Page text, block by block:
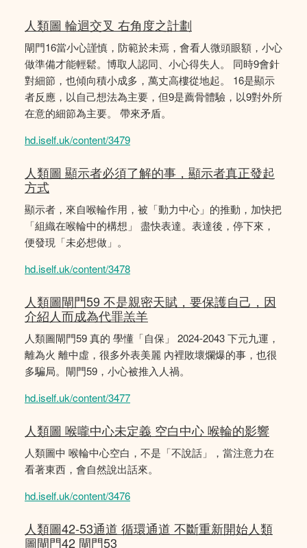
人類圖 輪迴交叉 右角度之計劃
閘門16當小心謹慎，防範於未焉，會看人微頭眼額，小心
做準備才能輕鬆。博取人認同、小心得失人。 同時9會針
對細節，也傾向積小成多，萬丈高樓從地起。 16是顯示
者反應，以自己想法為主要，但9是薦骨體驗，以9對外所
在意的細節為主要。 帶來矛盾。
hd.iself.uk/content/3479
人類圖 顯示者必須了解的事，顯示者真正發起
方式
顯示者，來自喉輪作用，被「動力中心」的推動，加快把
「組織在喉輪中的構想」 盡快表達。表達後，停下來，
便發現「未必想做」。
hd.iself.uk/content/3478
人類圖閘門59 不是親密天賦，要保護自己，因
介紹人而成為代罪羔羊
人類圖閘門59 真的 學懂「自保」 2024-2043 下元九運，
離為火 離中虛，很多外表美麗 內裡敗壞爛爆的事，也很
多騙局。閘門59，小心被推入人禍。
hd.iself.uk/content/3477
人類圖 喉嚨中心未定義 空白中心 喉輪的影響
人類圖中 喉輪中心空白，不是「不說話」，當注意力在
看著東西，會自然說出話來。
hd.iself.uk/content/3476
人類圖42-53通道 循環通道 不斷重新開始人類
圖閘門42 閘門53